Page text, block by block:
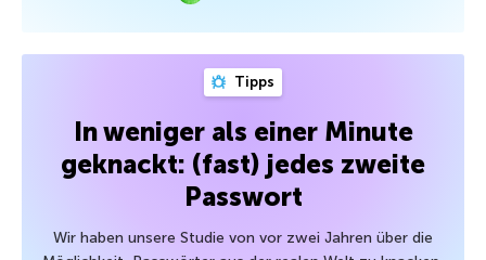
Tipps
In weniger als einer Minute
geknackt: (fast) jedes zweite
Passwort
Wir haben unsere Studie von vor zwei Jahren über die